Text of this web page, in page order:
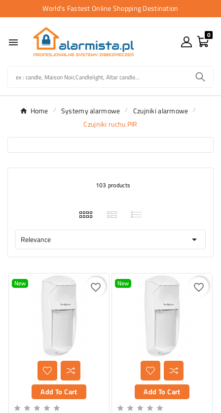
World's Fastest Online Shopping Destination

0
Home Systemy alarmowe
Czujniki alarmowe
Czujniki ruchu PIR
103 products
Relevance 
New
Add To Cart
    
favorite_border New
Add To Cart
    
favorite_border